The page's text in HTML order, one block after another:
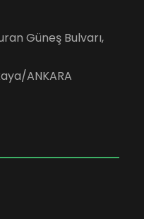
Güneş Bulvarı,
ANKARA